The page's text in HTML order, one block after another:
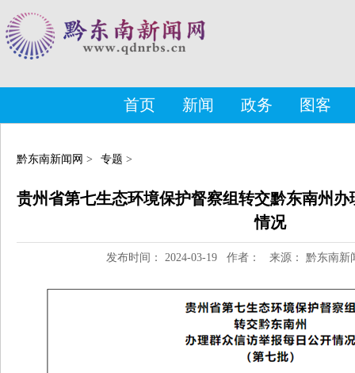
首页 新闻 政务 图客
黔东南新闻网 > 专题 >
贵州省第七生态环境保护督察组转交黔东南州
情况
发布时间： 2024-03-19 作者： 来源： 黔东南新